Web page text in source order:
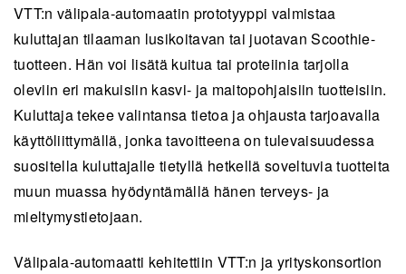
VTT:n välipala-automaatin prototyyppi valmistaa
kuluttajan tilaaman lusikoitavan tai juotavan Scoothie-
tuotteen. Hän voi lisätä kuitua tai proteiinia tarjolla
oleviin eri makuisiin kasvi- ja maitopohjaisiin tuotteisiin.
Kuluttaja tekee valintansa tietoa ja ohjausta tarjoavalla
käyttöliittymällä, jonka tavoitteena on tulevaisuudessa
suositella kuluttajalle tietyllä hetkellä soveltuvia tuotteita
muun muassa hyödyntämällä hänen terveys- ja
mieltymystietojaan.
Välipala-automaatti kehitettiin VTT:n ja yrityskonsortion